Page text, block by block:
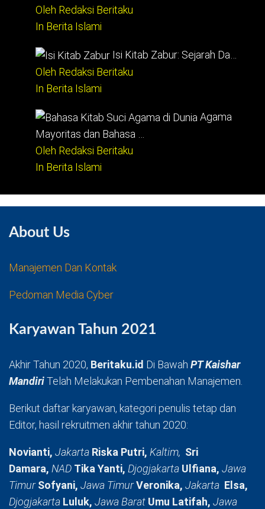
Oleh Redaksi Beritaku
In Berita Islami
Isi Kitab Zabur: Sejarah Da…
Oleh Redaksi Beritaku
In Berita Islami
Agama
Mayoritas dan Bahasa …
Oleh Redaksi Beritaku
In Berita Islami
About Us
Manajemen Dan Kontak
Pedoman Media Cyber
Karyawan Tahun 2021
Akhir Tahun 2020, Beritaku.id Di Bawah PT Kaishar
MandiriTelah Melakukan Pembenahan Manajemen.
Berikut daftar karyawan, kategori penulis tetap dan
Editor, hasil rekruitmen akhir tahun 2020:
Novianti, Jakarta Riska Putri, Kaltim, Sri
Damara, NAD Tika Yanti, Djogjakarta Ulfiana, Jawa
TimurSofyani, Jawa TimurVeronika, Jakarta Elsa,
Djogjakarta Luluk, Jawa Barat Umu Latifah, Jawa